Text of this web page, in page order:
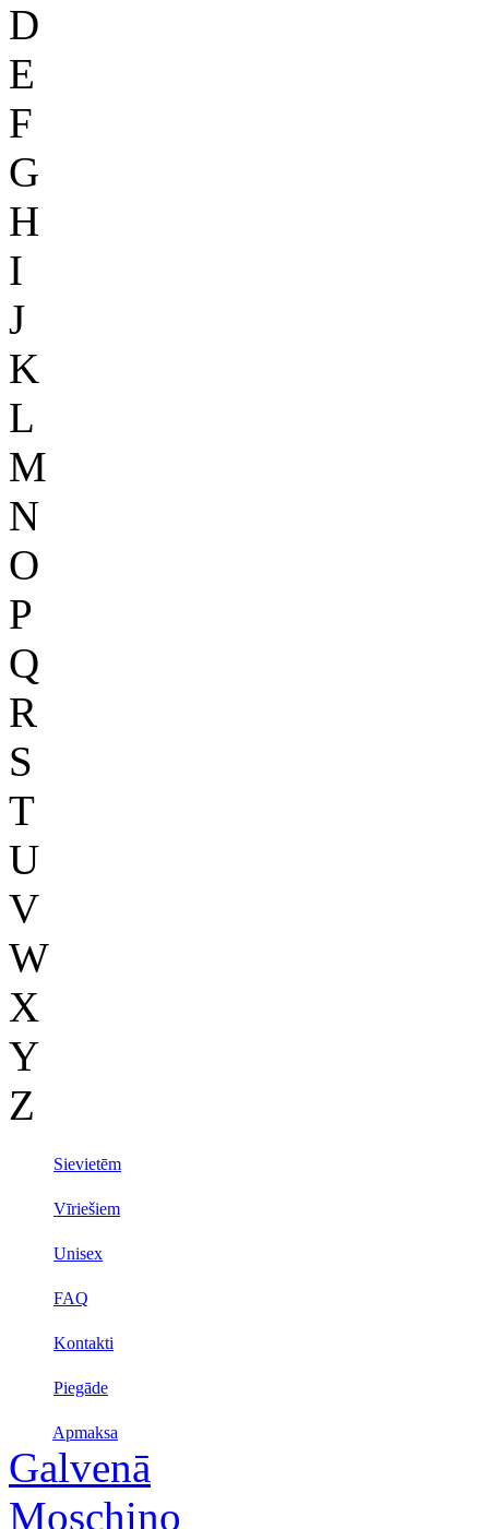
D
E
F
G
H
I
J
K
L
M
N
O
P
Q
R
S
T
U
V
W
X
Y
Z
Sievietēm
Vīriešiem
Unisex
FAQ
Kontakti
Piegāde
Apmaksa
Galvenā
Moschino